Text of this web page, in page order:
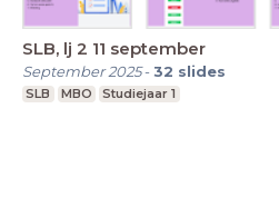
SLB, lj 2 11 september
September 2025-32 slides
SLB MBO Studiejaar 1